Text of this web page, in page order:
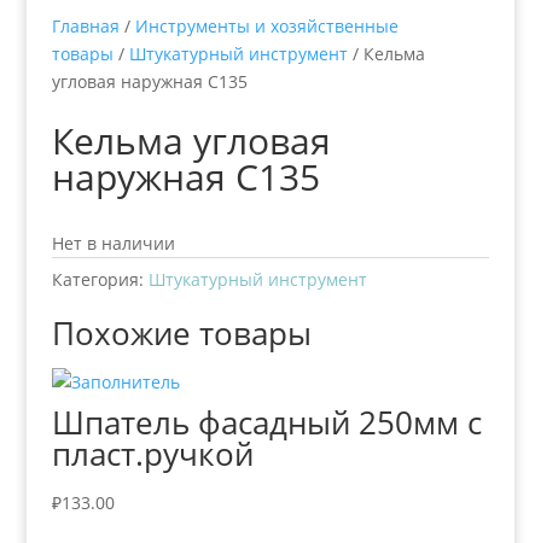
Главная / Инструменты и хозяйственные
товары / Штукатурный инструмент/ Кельма
угловая наружная С135
Кельма угловая
наружная С135
Нет в наличии
Категория: Штукатурный инструмент
Похожие товары
Шпатель фасадный 250мм с
пласт.ручкой
₽133.00